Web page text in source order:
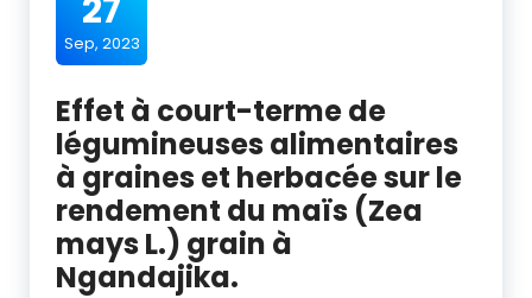
27
Sep, 2023
Effet à court-terme de
légumineuses alimentaires
à graines et herbacée sur le
rendement du maïs (Zea
mays L.) grain à
Ngandajika.